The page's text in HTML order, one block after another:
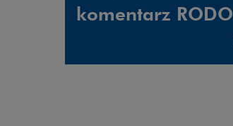
komentarz RODO